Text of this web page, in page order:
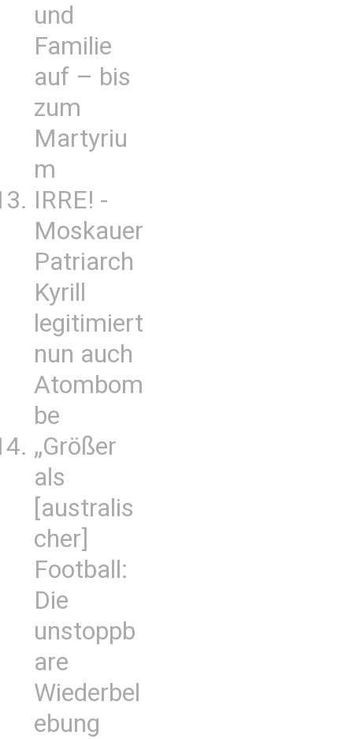
und
Familie
auf – bis
zum
Martyriu
m
IRRE! -
Moskauer
Patriarch
Kyrill
legitimiert
nun auch
Atombom
be
„Größer
als
[australis
cher]
Football:
Die
unstoppb
are
Wiederbel
ebung